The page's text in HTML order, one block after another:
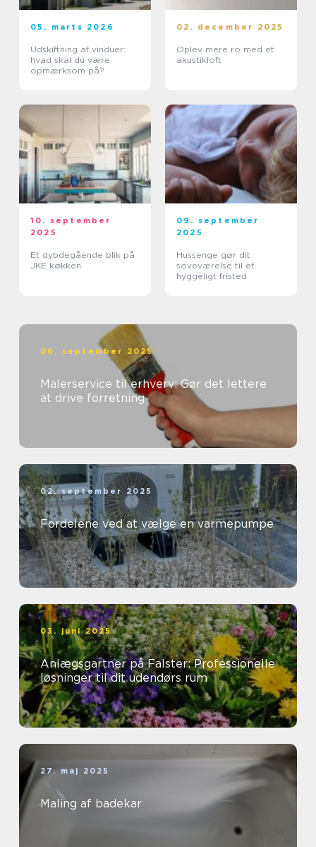
05. marts 2026
Udskiftning af vinduer:
hvad skal du være
opmærksom på?
02. december 2025
Oplev mere ro med et
akustikloft
10. september
2025
Et dybdegående blik på
JKE køkken
09. september
2025
Hussenge gør dit
soveværelse til et
hyggeligt fristed
06. september 2025
Malerservice til erhverv: Gør det lettere
at drive forretning
02. september 2025
Fordelene ved at vælge en varmepumpe
03. juni 2025
Anlægsgartner på Falster: Professionelle
løsninger til dit udendørs rum
27. maj 2025
Maling af badekar